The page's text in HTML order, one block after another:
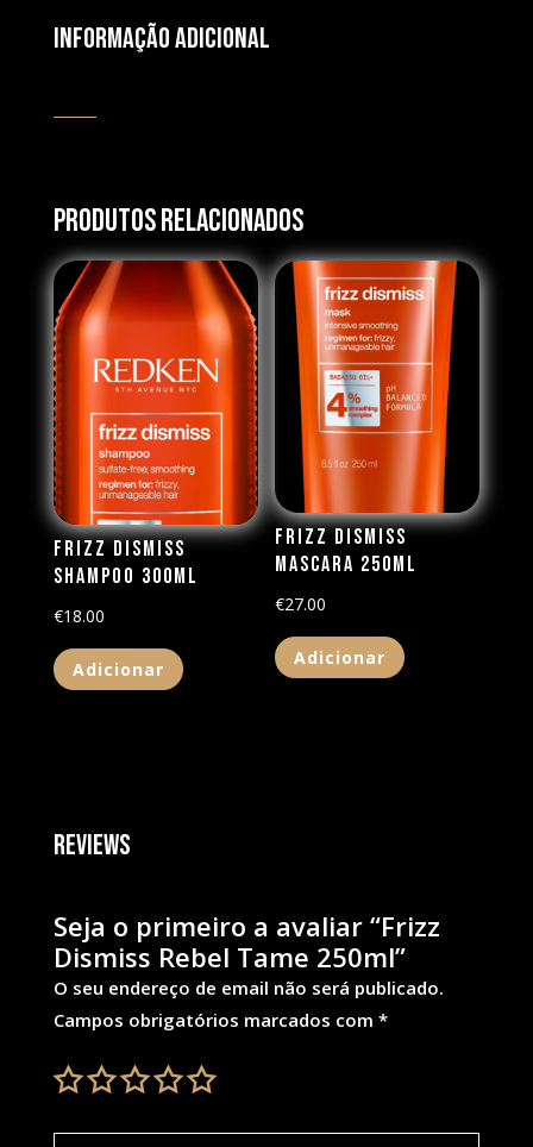
Informação adicional
Produtos Relacionados
Frizz Dismiss
Shampoo 300ML
€18.00
Adicionar
Frizz Dismiss
Mascara 250ML
€27.00
Adicionar
Reviews
Seja o primeiro a avaliar “Frizz
Dismiss Rebel Tame 250ml”
O seu endereço de email não será publicado.
Campos obrigatórios marcados com *